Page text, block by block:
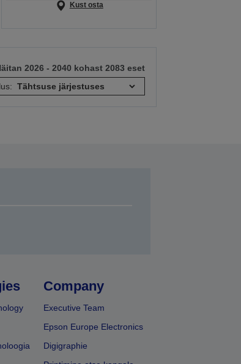
Kust osta
2026 - 2040 kohast 2083 eset
Company
Executive Team
Epson Europe Electronics
Digigraphie